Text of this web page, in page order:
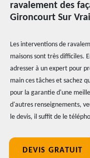
ravalement des
Gironcourt Sur
Les interventions de
maisons sont très difficiles.
adresser à un expert pour
main ces tâches et sachez
pour la garantie d'une
d'autres renseignements,
le devis, il suffit de le
DEVIS GRATUIT